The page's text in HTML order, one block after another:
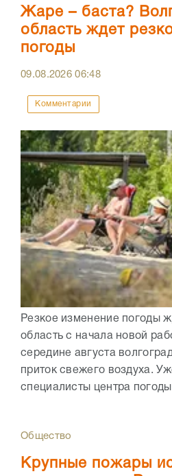
Жаре – баста?
область ждет
погоды
09.08.202606:48
Комментарии
Резкое изменение погоды
область с начала новой
середине августа
приток свежего воздуха.
специалисты центра
Общество
Крупные пожары